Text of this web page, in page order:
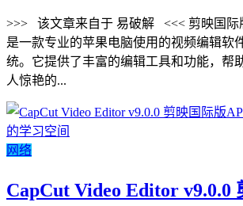
>>> 该文章来自于 易破解 <<< 剪映国际
是一款专业的苹果电脑使用的视频编辑软
统。它提供了丰富的编辑工具和功能，帮
人惊艳的...
网络
CapCut Video Editor v9.0.0